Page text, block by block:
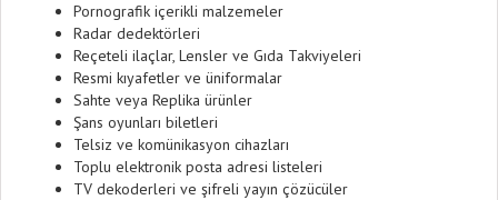
Pornografik içerikli malzemeler
Radar dedektörleri
Reçeteli ilaçlar, Lensler ve Gıda Takviyeleri
Resmi kıyafetler ve üniformalar
Sahte veya Replika ürünler
Şans oyunları biletleri
Telsiz ve komünikasyon cihazları
Toplu elektronik posta adresi listeleri
TV dekoderleri ve şifreli yayın çözücüler